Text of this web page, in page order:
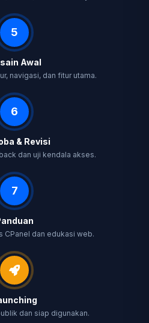
5
Awal
navigasi, dan fitur utama.
6
& Revisi
dan uji kendala akses.
7
CPanel dan edukasi web.
dan siap digunakan.